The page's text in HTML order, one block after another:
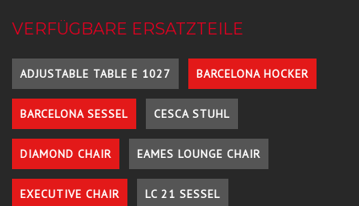
VERFÜGBARE ERSATZTEILE
ADJUSTABLE TABLE E 1027 BARCELONA HOCKER
BARCELONA SESSEL CESCA STUHL
DIAMOND CHAIR EAMES LOUNGE CHAIR
EXECUTIVE CHAIR LC 21 SESSEL